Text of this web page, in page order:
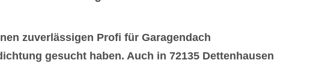
zuverlässigen Profi für Garagendach
gesucht haben. Auch in 72135 Dettenhausen